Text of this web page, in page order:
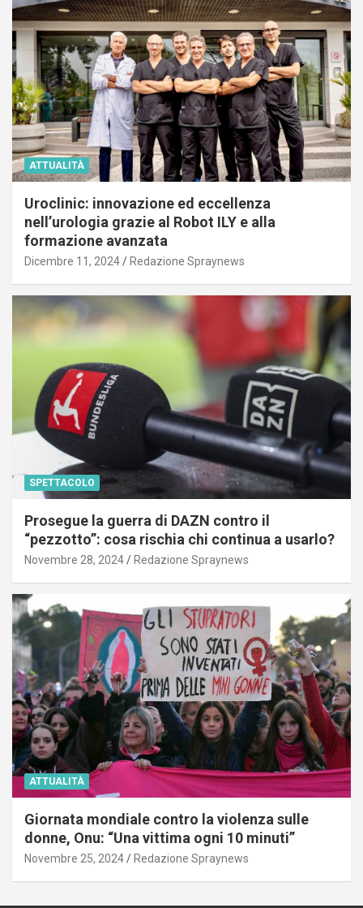
ATTUALITÀ
Uroclinic: innovazione ed eccellenza
nell’urologia grazie al Robot ILY e alla
formazione avanzata
Dicembre 11, 2024 Redazione Spraynews
SPETTACOLO
Prosegue la guerra di DAZN contro il
“pezzotto”: cosa rischia chi continua a usarlo?
Novembre 28, 2024 Redazione Spraynews
ATTUALITÀ
Giornata mondiale contro la violenza sulle
donne, Onu: “Una vittima ogni 10 minuti”
Novembre 25, 2024 Redazione Spraynews